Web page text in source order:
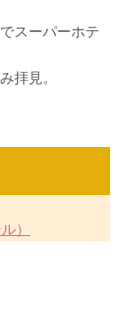
スーパーホテ
拝見。
）